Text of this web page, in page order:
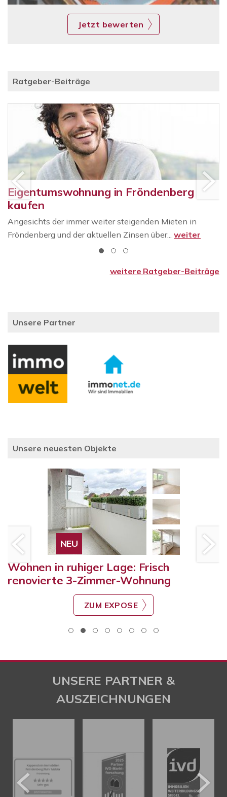
Jetzt bewerten
Ratgeber-Beiträge
Eigentumswohnung in Fröndenberg
kaufen
Angesichts der immer weiter steigenden Mieten in
Fröndenberg und der aktuellen Zinsen über... weiter
weitere Ratgeber-Beiträge
Unsere Partner
Unsere neuesten Objekte
NEU
Wohnen in ruhiger Lage: Frisch
renovierte 3-Zimmer-Wohnung
ZUM EXPOSE
UNSERE PARTNER &
AUSZEICHNUNGEN